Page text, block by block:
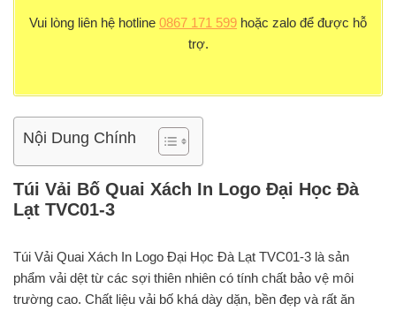
Vui lòng liên hệ hotline 0867 171 599 hoặc zalo để được hỗ
trợ.
Nội Dung Chính
Túi Vải Bố Quai Xách In Logo Đại Học Đà
Lạt TVC01-3
Túi Vải Quai Xách In Logo Đại Học Đà Lạt TVC01-3 là sản
phẩm vải dệt từ các sợi thiên nhiên có tính chất bảo vệ môi
trường cao. Chất liệu vải bố khá dày dặn, bền đẹp và rất ăn